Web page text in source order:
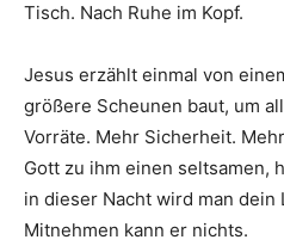
Tisch. Nach Ruhe im Kopf.
Jesus erzählt einmal von
größere Scheunen baut, um
Vorräte. Mehr Sicherheit.
Gott zu ihm einen seltsamen,
in dieser Nacht wird man dein
Mitnehmen kann er nichts.